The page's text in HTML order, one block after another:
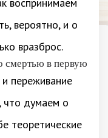
вероятно, и о
вразброс.
смертью в первую
переживание
что думаем о
теоретические